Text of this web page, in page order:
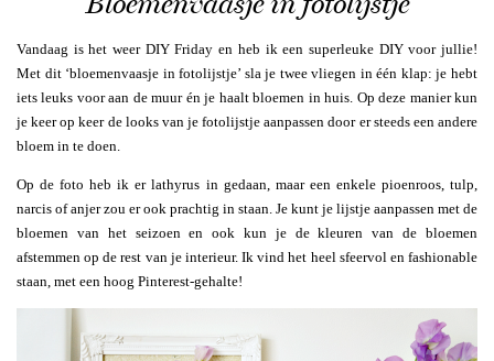
Vandaag is het weer DIY Friday en heb ik een superleuke DIY voor jullie!
Met dit ‘bloemenvaasje in fotolijstje’ sla je twee vliegen in één klap: je hebt
iets leuks voor aan de muur én je haalt bloemen in huis. Op deze manier kun
je keer op keer de looks van je fotolijstje aanpassen door er steeds een andere
bloem in te doen.
Op de foto heb ik er lathyrus in gedaan, maar een enkele pioenroos, tulp,
narcis of anjer zou er ook prachtig in staan. Je kunt je lijstje aanpassen met de
bloemen van het seizoen en ook kun je de kleuren van de bloemen
afstemmen op de rest van je interieur. Ik vind het heel sfeervol en fashionable
staan, met een hoog Pinterest-gehalte!